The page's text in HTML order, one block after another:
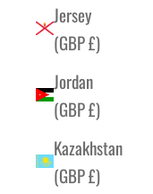
Jersey
(GBP £)
Jordan
(GBP £)
Kazakhstan
(GBP £)